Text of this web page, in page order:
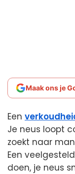
Maak ons je
Een
Je neus loopt
zoekt naar
Een
doen, je neus